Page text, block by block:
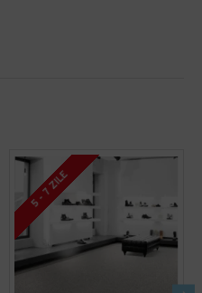
5 - 7 ZILE